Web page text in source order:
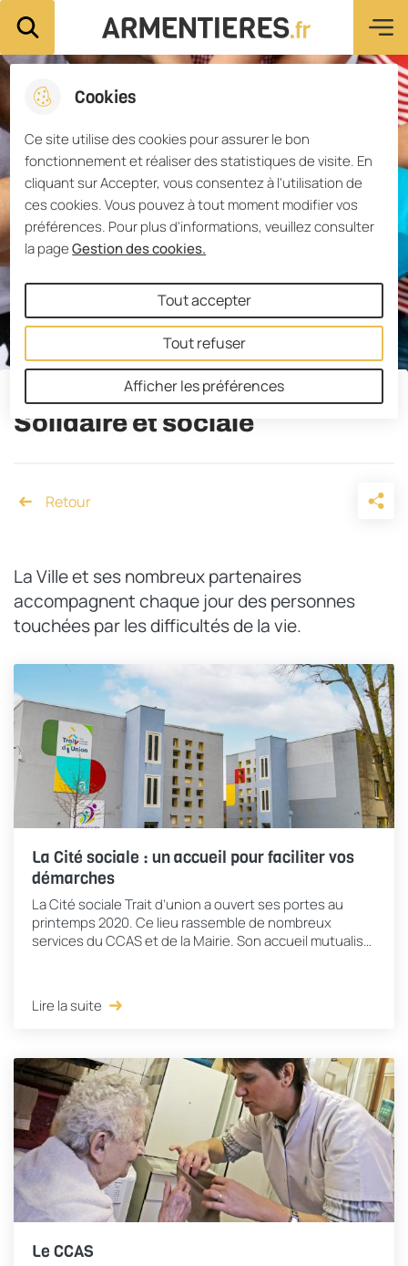
Cookies
Ce site utilise des cookies pour assurer le bon
fonctionnement et réaliser des statistiques de visite. En
cliquant sur Accepter, vous consentez à l'utilisation de
ces cookies. Vous pouvez à tout moment modifier vos
préférences. Pour plus d'informations, veuillez consulter
la pageGestion des cookies.
Afficher les préférences
Tout accepter
Tout refuser
menu
Aller à la
recherche
Aller au
contenu
principal
Consulter
site
Rechercher sur le site
Ville d'Armentières
Solidaire et sociale
Accueil
La Ville et ses nombreux partenaires
accompagnent chaque jour des personnes
touchées par les difficultés de la vie.
La Cité sociale : un accueil pour faciliter vos
démarches
La Cité sociale Trait d’union a ouvert ses portes au
printemps 2020. Ce lieu rassemble de nombreux
services du CCAS et de la Mairie. Son accueil mutualisé
Lire la suite
Le CCAS